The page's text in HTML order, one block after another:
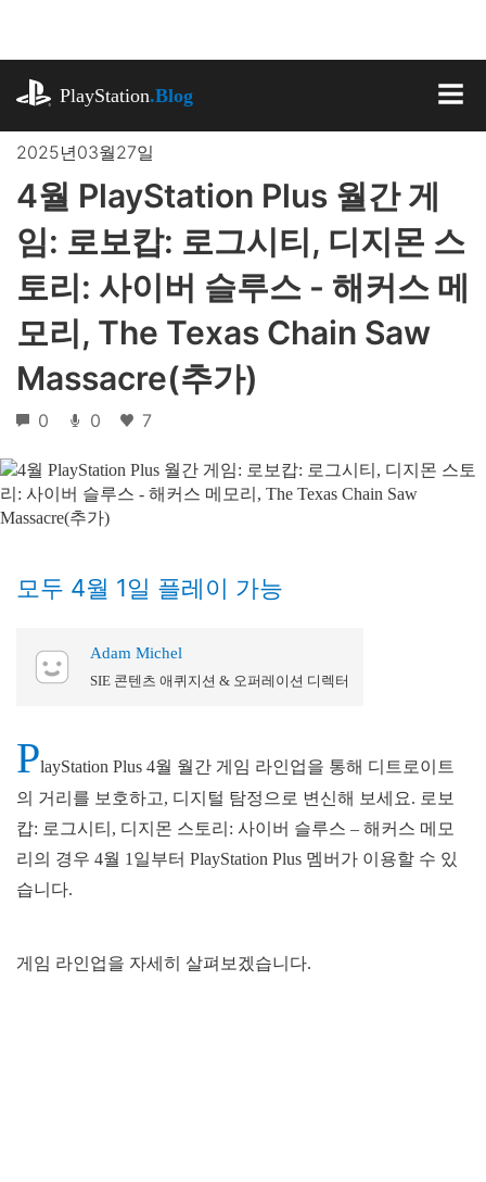
로
뛰
PlayStation.Blog
2025년03월27일
4월 PlayStation Plus 월간 게
임: 로보캅: 로그시티, 디지몬 스
토리: 사이버 슬루스 - 해커스 메
모리, The Texas Chain Saw
Massacre(추가)
0 0 7
모두 4월 1일 플레이 가능
Adam Michel
SIE 콘텐츠 애퀴지션 & 오퍼레이션 디렉터
PlayStation Plus 4월 월간 게임 라인업을 통해 디트로이트
의 거리를 보호하고, 디지털 탐정으로 변신해 보세요. 로보
캅: 로그시티, 디지몬 스토리: 사이버 슬루스 – 해커스 메모
리의 경우 4월 1일부터 PlayStation Plus 멤버가 이용할 수 있
습니다.
게임 라인업을 자세히 살펴보겠습니다.